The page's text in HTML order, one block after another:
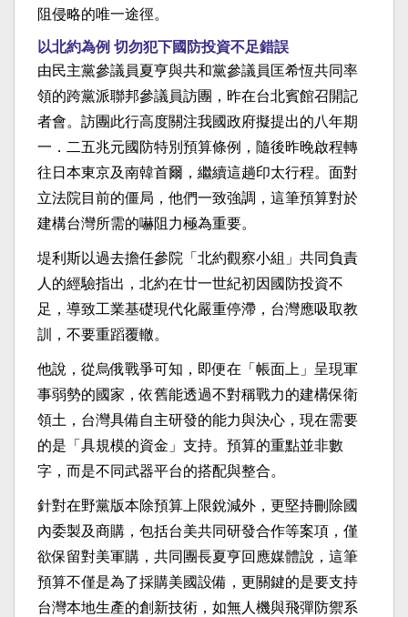
阻侵略的唯一途徑。
以北約為例 切勿犯下國防投資不足錯誤
由民主黨參議員夏亨與共和黨參議員匡希恆共同率
領的跨黨派聯邦參議員訪團，昨在台北賓館召開記
者會。訪團此行高度關注我國政府擬提出的八年期
一．二五兆元國防特別預算條例，隨後昨晚啟程轉
往日本東京及南韓首爾，繼續這趟印太行程。面對
立法院目前的僵局，他們一致強調，這筆預算對於
建構台灣所需的嚇阻力極為重要。
堤利斯以過去擔任參院「北約觀察小組」共同負責
人的經驗指出，北約在廿一世紀初因國防投資不
足，導致工業基礎現代化嚴重停滯，台灣應吸取教
訓，不要重蹈覆轍。
他說，從烏俄戰爭可知，即便在「帳面上」呈現軍
事弱勢的國家，依舊能透過不對稱戰力的建構保衛
領土，台灣具備自主研發的能力與決心，現在需要
的是「具規模的資金」支持。預算的重點並非數
字，而是不同武器平台的搭配與整合。
針對在野黨版本除預算上限銳減外，更堅持刪除國
內委製及商購，包括台美共同研發合作等案項，僅
欲保留對美軍購，共同團長夏亨回應媒體說，這筆
預算不僅是為了採購美國設備，更關鍵的是要支持
台灣本地生產的創新技術，如無人機與飛彈防禦系